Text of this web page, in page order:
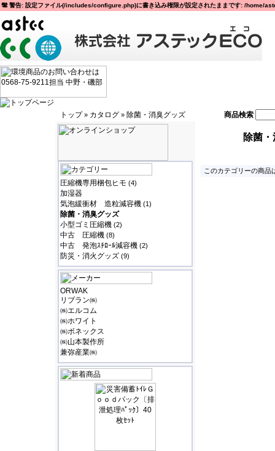
警告: 設定ファイル(/includes/configure.php)に書き込み権限が設定されたままです: /
トップ» カタログ » 除菌・消臭グッズ 商品検索
圧縮機専用梱包ヒモ (4)
加湿器
気泡緩衝材 造粒減容機 (1)
除菌・消臭グッズ
小型ゴミ圧縮機 (2)
中古 圧縮機 (8)
中古 発泡ｽﾁﾛｰﾙ減容機 (2)
防災・消火グッズ (9)
ORWAK
リブラン㈱
㈱エルコム
㈱ホワイト
㈱ボネックス
㈱山本製作所
兼弥産業㈱
除菌
このカテゴリーの商品